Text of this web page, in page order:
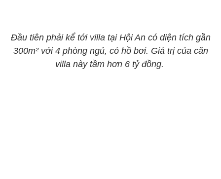
Đầu tiên phải kể tới villa tại Hội An có diện tích gần
300m² với 4 phòng ngủ, có hồ bơi. Giá trị của căn
villa này tầm hơn 6 tỷ đồng.